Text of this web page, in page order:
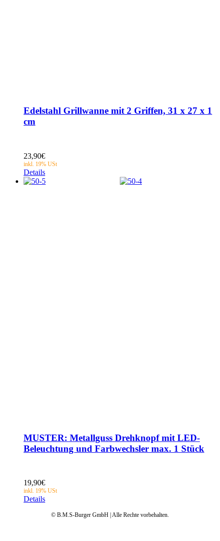
Edelstahl Grillwanne mit 2 Griffen, 31 x 27 x 1
cm
23,90€
Details
MUSTER: Metallguss Drehknopf mit LED-
Beleuchtung und Farbwechsler max. 1 Stück
19,90€
Details
© B.M.S-Burger GmbH | Alle Rechte vorbehalten.